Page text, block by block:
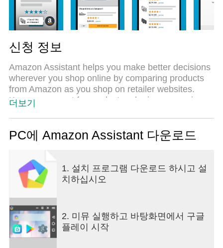
신청 정보
Amazon Assistant helps you make better decisions
wherever you shop online by comparing products
from Amazon as you shop on retailer websites.
Keep an eye out for product and price comparisons
phones and tablets with OS 6.0 or greater!
Features:
offers as you shop on retailer websites from the
following browsers: Chrome, Samsung Internet and
Dolphin.
- Image Search: share images of products and
barcodes with the Amazon Assistant app to
compare prices and check availability. You can
share images from browsers, photo galleries, and
더보기
PC에 Amazon Assistant 다운로드
1. 설치 프로그램 다운로드 하시고 설
치하십시오
2. 미뮤 실행하고 바탕화면에서 구글
플레이 시작